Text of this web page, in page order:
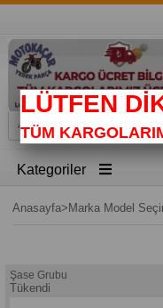
Kategoriler
Anasayfa> Marka Model
Şase Grubu
Tükendi
LÜTFEN
TÜM